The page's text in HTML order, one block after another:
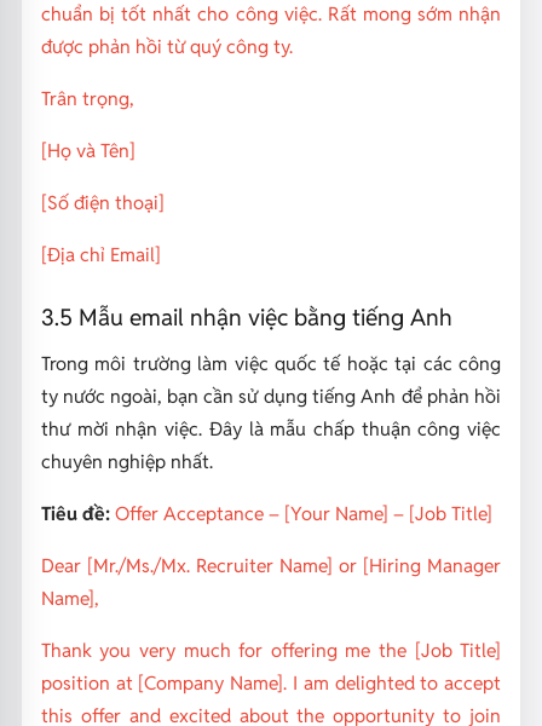
chuẩn bị tốt nhất cho công việc. Rất mong sớm nhận
được phản hồi từ quý công ty.
Trân trọng,
[Họ và Tên]
[Số điện thoại]
[Địa chỉ Email]
3.5 Mẫu email nhận việc bằng tiếng Anh
Trong môi trường làm việc quốc tế hoặc tại các công
ty nước ngoài, bạn cần sử dụng tiếng Anh để phản hồi
thư mời nhận việc. Đây là mẫu chấp thuận công việc
chuyên nghiệp nhất.
Tiêu đề:Offer Acceptance – [Your Name] – [Job Title]
Dear [Mr./Ms./Mx. Recruiter Name] or [Hiring Manager
Name],
Thank you very much for offering me the [Job Title]
position at [Company Name]. I am delighted to accept
this offer and excited about the opportunity to join